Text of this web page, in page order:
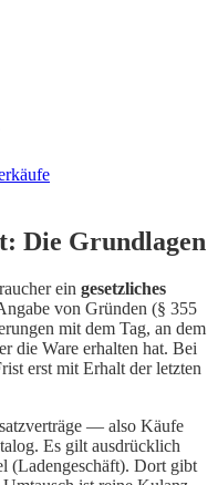
Die Grundlagen
ein gesetzliches
von Gründen (§ 355
mit dem Tag, an dem
die Ware erhalten hat. Bei
erst mit Erhalt der letzten
— also Käufe
Es gilt ausdrücklich
(Ladengeschäft). Dort gibt